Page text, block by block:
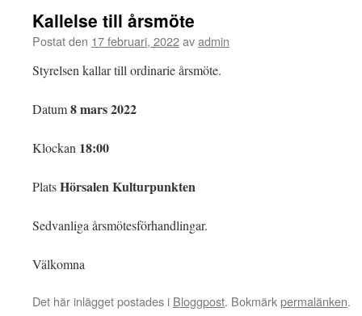
Kallelse till årsmöte
Postat den 17 februari, 2022avadmin
Styrelsen kallar till ordinarie årsmöte.
Datum8 mars 2022
Klockan 18:00
PlatsHörsalen Kulturpunkten
Sedvanliga årsmötesförhandlingar.
Välkomna
Det här inlägget postades i Bloggpost. Bokmärkpermalänken.